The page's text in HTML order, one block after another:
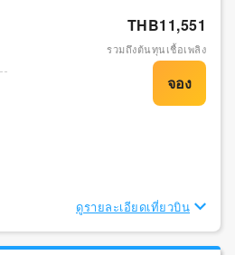
THB11,551
รวมถึงต้นทุนเชื้อเพลิง
ดูรายละเอียดเที่ยวบิน